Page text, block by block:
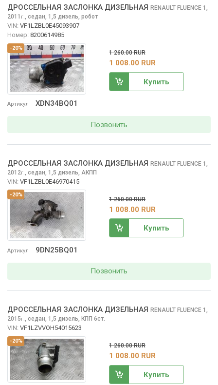
-20%
Артикул XDN34BQ01
ДРОССЕЛЬНАЯ ЗАСЛОНКА ДИЗЕЛЬНАЯ RENAULT FLUENCE 1,
2011 г., седан, 1,5 дизель, робот
VIN: VF1LZBL0E45093907
Номер: 8200614985
1 260.00 RUR
1 008.00 RUR
Купить
Позвонить
-20%
Артикул 9DN25BQ01
ДРОССЕЛЬНАЯ ЗАСЛОНКА ДИЗЕЛЬНАЯ RENAULT FLUENCE 1,
2012г. седан, 1,5 дизель, АКПП
VIN: VF1LZBL0E46970415
1 260.00 RUR
1 008.00 RUR
Купить
Позвонить
-20%
ДРОССЕЛЬНАЯ ЗАСЛОНКА ДИЗЕЛЬНАЯ RENAULT FLUENCE 1,
2015г., седан, 1,5 дизель, КПП 6ст.
VIN: VF1LZVVOH54015623
1 260.00 RUR
1 008.00 RUR
Купить